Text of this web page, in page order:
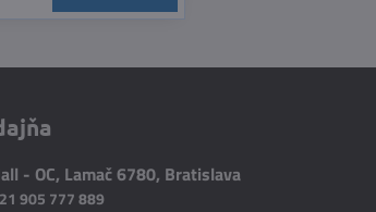
- OC, Lamač 6780, Bratislava
905 777 889